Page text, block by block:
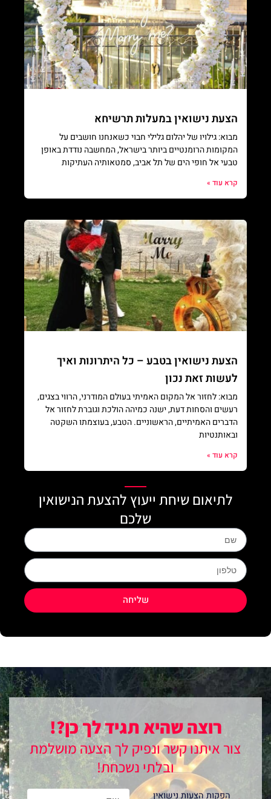
הצעת נישואין במעלות תרשיחא
מבוא: גילויו של יהלום גלילי חבוי כשאנחנו חושבים על
המקומות הרומנטיים ביותר בישראל, המחשבה נודדת באופן
טבעי אל חופי הים של תל אביב, סמטאותיה העתיקות
קרא עוד »
הצעת נישואין בטבע – כל היתרונות ואיך
לעשות זאת נכון
מבוא: לחזור אל המקום האמיתי בעולם המודרני, הרווי בצגים,
רעשים והסחות דעת, ישנה כמיהה הולכת וגוברת לחזור אל
הדברים האמיתיים, הראשוניים. הטבע, בעוצמתו השקטה
ובאותנטיות
קרא עוד »
לתיאום שיחת ייעוץ להצעת הנישואין
שלכם
Name
phone
שליחה
רוצה שהיא תגיד לך כן?!
צור איתנו קשר ונפיק לך הצעה מושלמת
ובלתי נשכחת!
הפקות הצעות נישואין
Name